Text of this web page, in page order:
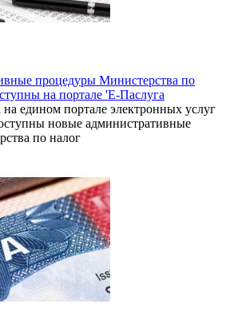
процедуры Министерства по
на портале 'Е-Паслуга
едином портале электронных услуг
новые административные
по налог